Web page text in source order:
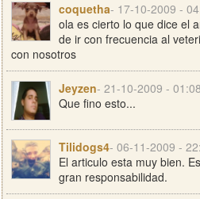
coquetha- 17-10-2009 -
ola es cierto lo que dice el
de ir con frecuencia al
con nosotros
Jeyzen- 21-10-2009 -
Que fino esto...
Tilidogs4- 06-11-2009 -
El articulo esta muy bien.
gran responsabilidad.